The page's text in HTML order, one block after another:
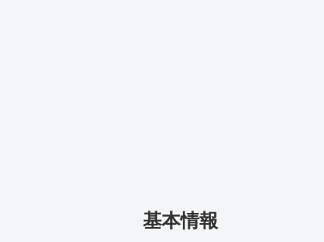
基本情報